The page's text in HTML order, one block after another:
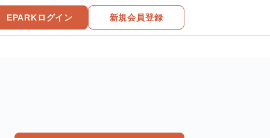
EPARKログイン 新規会員登録